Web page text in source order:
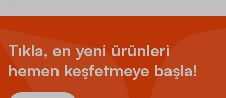
Tıkla, en yeni ürünleri
hemen keşfetmeye başla!